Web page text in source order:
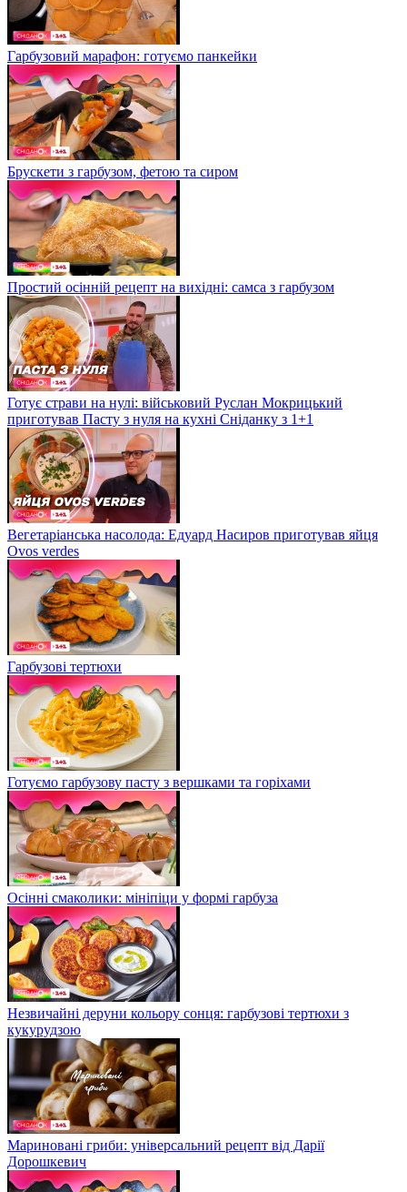
Гарбузовий марафон: готуємо панкейки
Брускети з гарбузом, фетою та сиром
Простий осінній рецепт на вихідні: самса з гарбузом
Готує страви на нулі: військовий Руслан Мокрицький
приготував Пасту з нуля на кухні Сніданку з 1+1
Вегетаріанська насолода: Едуард Насиров приготував яйця
Ovos verdes
Гарбузові тертюхи
Готуємо гарбузову пасту з вершками та горіхами
Осінні смаколики: мініпіци у формі гарбуза
Незвичайні деруни кольору сонця: гарбузові тертюхи з
кукурудзою
Мариновані гриби: універсальний рецепт від Дарії
Дорошкевич